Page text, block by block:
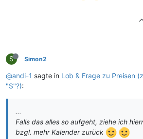
S Simon2
@andi-1 sagte in Lob & Frage zu Preisen
"S"?):
...
Falls das alles so aufgeht, ziehe ich
bzgl. mehr Kalender zurück